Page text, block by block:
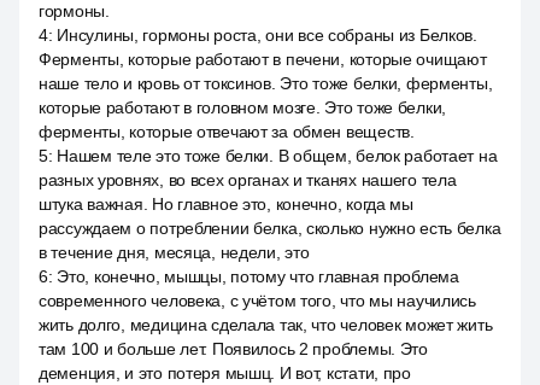
гормоны.
4: Инсулины, гормоны роста, они все собраны из Белков.
Ферменты, которые работают в печени, которые очищают
наше тело и кровь от токсинов. Это тоже белки, ферменты,
которые работают в головном мозге. Это тоже белки,
ферменты, которые отвечают за обмен веществ.
5: Нашем теле это тоже белки. В общем, белок работает на
разных уровнях, во всех органах и тканях нашего тела
штука важная. Но главное это, конечно, когда мы
рассуждаем о потреблении белка, сколько нужно есть белка
в течение дня, месяца, недели, это
6: Это, конечно, мышцы, потому что главная проблема
современного человека, с учётом того, что мы научились
жить долго, медицина сделала так, что человек может жить
там 100 и больше лет. Появилось 2 проблемы. Это
деменция, и это потеря мышц. И вот, кстати, про